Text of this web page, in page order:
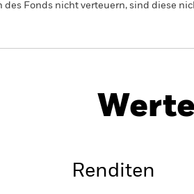
des Fonds nicht verteuern, sind diese
Renditen